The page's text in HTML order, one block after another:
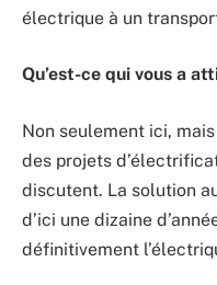
électrique à un
Qu’est-ce qui vous a
Non seulement ici,
des projets
discutent. La solution
d’ici une dizaine
définitivement